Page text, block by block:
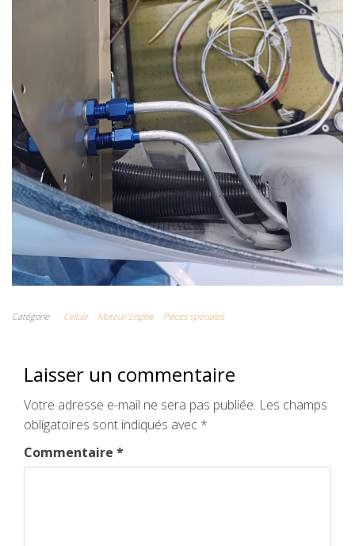
Catégorie Cellule Moteur/Engine Pièces spéciales
Laisser un commentaire
Votre adresse e-mail ne sera pas publiée. Les champs
obligatoires sont indiqués avec *
Commentaire *